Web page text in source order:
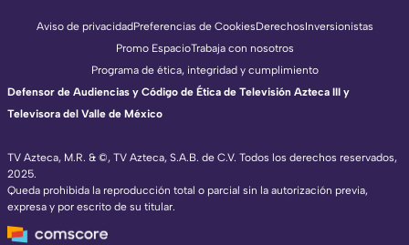
TV Azteca, M.R. & ©, TV Azteca, S.A.B. de C.V. Todos los derechos reservados,
2025.
Queda prohibida la reproducción total o parcial sin la autorización previa,
expresa y por escrito de su titular.
Aviso de privacidadPreferencias de CookiesDerechosInversionistas
Promo EspacioTrabaja con nosotros
Programa de ética, integridad y cumplimiento
Defensor de Audiencias y Código de Ética de Televisión Azteca III y
Televisora del Valle de México